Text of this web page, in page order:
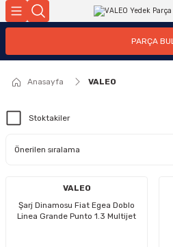
PARÇA BUL
Anasayfa VALEO
Stoktakiler
VALEO
Şarj Dinamosu Fiat Egea Doblo
Linea Grande Punto 1.3 Multijet